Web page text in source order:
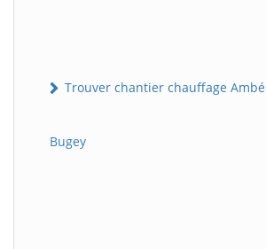
Trouver chantier chauffage
Bugey